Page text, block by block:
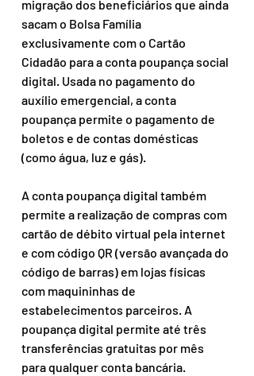
migração dos beneficiários que ainda
sacam o Bolsa Família
exclusivamente com o Cartão
Cidadão para a conta poupança social
digital. Usada no pagamento do
auxílio emergencial, a conta
poupança permite o pagamento de
boletos e de contas domésticas
(como água, luz e gás).
A conta poupança digital também
permite a realização de compras com
cartão de débito virtual pela internet
e com código QR (versão avançada do
código de barras) em lojas físicas
com maquininhas de
estabelecimentos parceiros. A
poupança digital permite até três
transferências gratuitas por mês
para qualquer conta bancária.